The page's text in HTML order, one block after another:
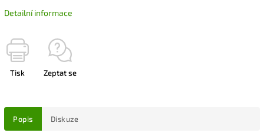
Detailní informace
Tisk Zeptat se
Popis Diskuze